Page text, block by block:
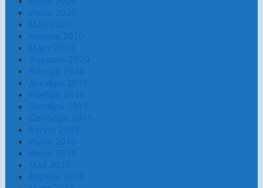
Июнь 2020
Май 2020
Апрель 2020
Март 2020
Февраль 2020
Январь 2020
Декабрь 2019
Ноябрь 2019
Октябрь 2019
Сентябрь 2019
Август 2019
Июль 2019
Июнь 2019
Май 2019
Апрель 2019